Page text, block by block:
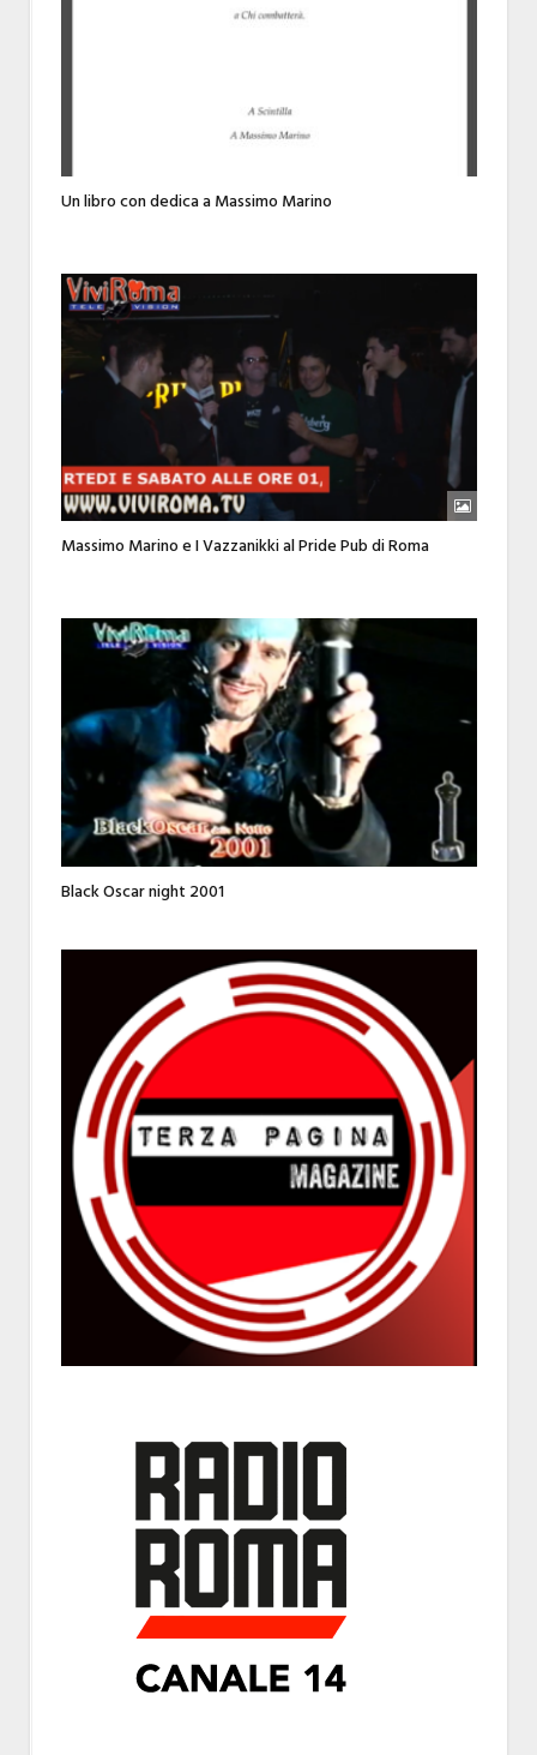
Un libro con dedica a Massimo Marino
Massimo Marino e I Vazzanikki al Pride Pub di Roma
Black Oscar night 2001